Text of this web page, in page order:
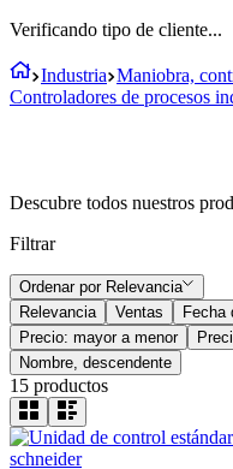
Verificando tipo de cliente...
Industria Maniobra,
Controladores de procesos
Descubre todos nuestros
Filtrar
Ordenar por Relevancia
Relevancia
Ventas Fecha
Precio: mayor a menor
Nombre, descendente
15 productos